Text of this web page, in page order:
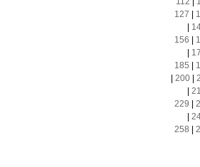
127
156
185
200|
229
258